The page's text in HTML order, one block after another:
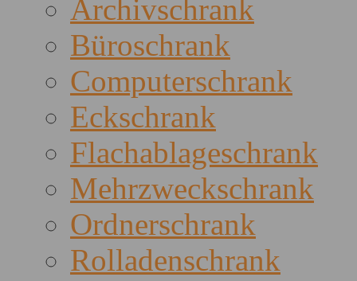
Archivschrank
Büroschrank
Computerschrank
Eckschrank
Flachablageschrank
Mehrzweckschrank
Ordnerschrank
Rolladenschrank